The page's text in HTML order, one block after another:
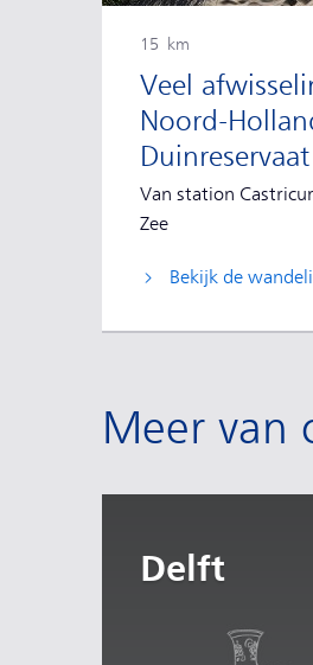
Veel
Noord-
Duinreservaat
15 km
Van station
Zee
Bekijk de
Meer van
Delft